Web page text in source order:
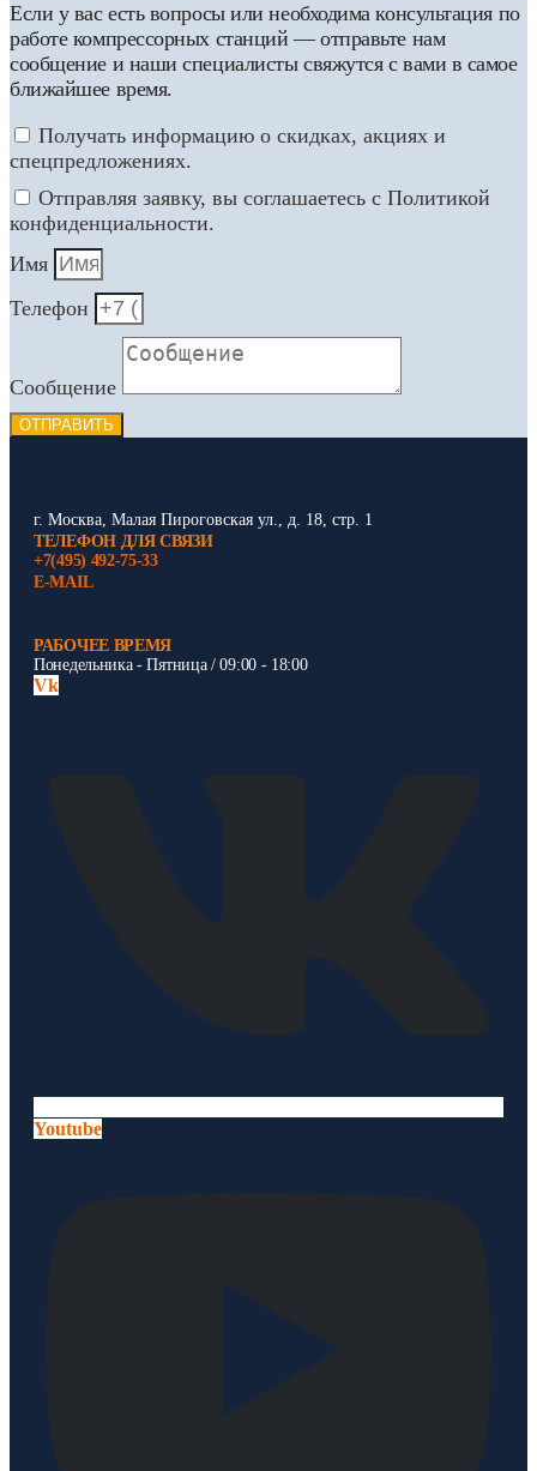
Если у вас есть вопросы или необходима консультация по
работе компрессорных станций — отправьте нам
сообщение и наши специалисты свяжутся с вами в самое
ближайшее время.
Получать информацию о скидках, акциях и
спецпредложениях.
Отправляя заявку, вы соглашаетесь с Политикой
конфиденциальности.
Имя
Телефон
Сообщение
ОТПРАВИТЬ
г. Москва, Малая Пироговская ул., д. 18, стр. 1
ТЕЛЕФОН ДЛЯ СВЯЗИ
+7(495) 492-75-33
E-MAIL
РАБОЧЕЕ ВРЕМЯ
Понедельника - Пятница / 09:00 - 18:00
Vk
Youtube